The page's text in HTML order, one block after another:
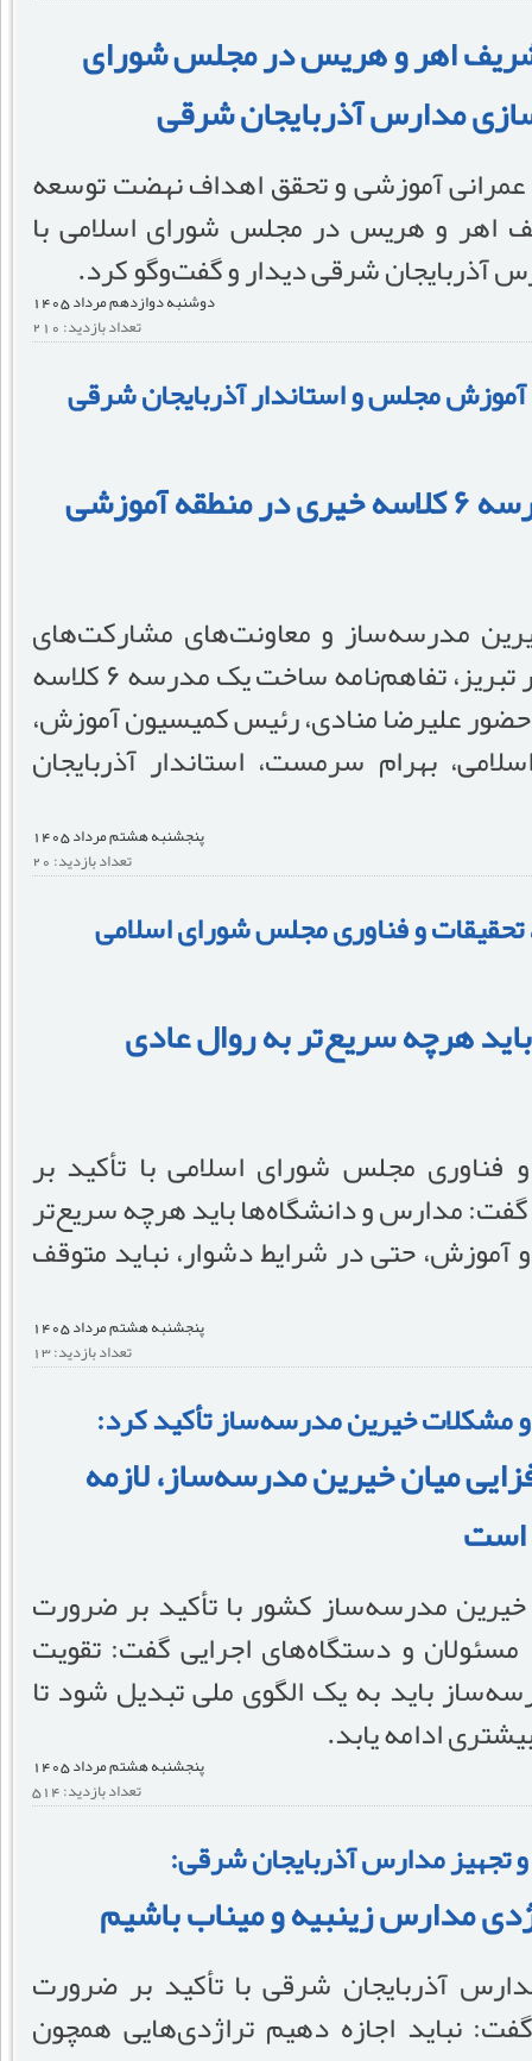
شریف اهر و هریس در مجلس شورای
مدارس آذربایجان شرقی
آموزشی و تحقق اهداف نهضت توسعه
اهر و هریس در مجلس شورای اسلامی با
آذربایجان شرقی دیدار و گفت‌وگو کرد.
دوشنبه دوازدهم مرداد 1405
تعداد بازدید: 210
مجلس و استاندار آذربایجان شرقی
تفاهم‌نامه ساخت مدرسه ۶ کلاسه خیری در منطقه آموزشی
مدرسه‌ساز و معاونت‌های مشارکت‌های
مردمی استان‌های منطقه یک کشور در تبریز، تفاهم‌نامه ساخت یک مدرسه ۶ کلاسه
علیرضا منادی، رئیس کمیسیون آموزش،
بهرام سرمست، استاندار آذربایجان
پنجشنبه هشتم مرداد 1405
تعداد بازدید: 20
و فناوری مجلس شورای اسلامی
هرچه سریع‌تر به روال عادی
مجلس شورای اسلامی با تأکید بر
گفت: مدارس و دانشگاه‌ها باید هرچه سریع‌تر
آموزش، حتی در شرایط دشوار، نباید متوقف
پنجشنبه هشتم مرداد 1405
تعداد بازدید: 13
مشکلات خیرین مدرسه‌ساز تأکید کرد:
میان خیرین مدرسه‌ساز، لازمه
است
مدرسه‌ساز کشور با تأکید بر ضرورت
و دستگاه‌های اجرایی گفت: تقویت
باید به یک الگوی ملی تبدیل شود تا
ادامه یابد.
پنجشنبه هشتم مرداد 1405
تعداد بازدید: 514
تجهیز مدارس آذربایجان شرقی:
مدارس زینبیه و میناب باشیم
آذربایجان شرقی با تأکید بر ضرورت
نباید اجازه دهیم تراژدی‌هایی همچون